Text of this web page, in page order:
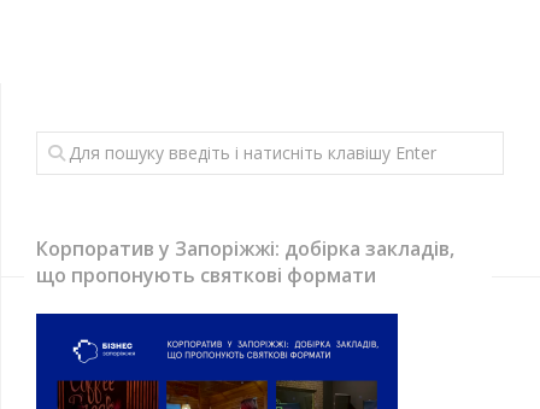
Корпоратив у Запоріжжі: добірка закладів,
що пропонують святкові формати